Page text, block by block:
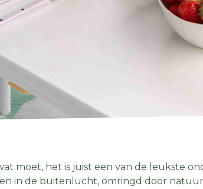
moet, het is juist een van de leukste
in de buitenlucht, omringd door